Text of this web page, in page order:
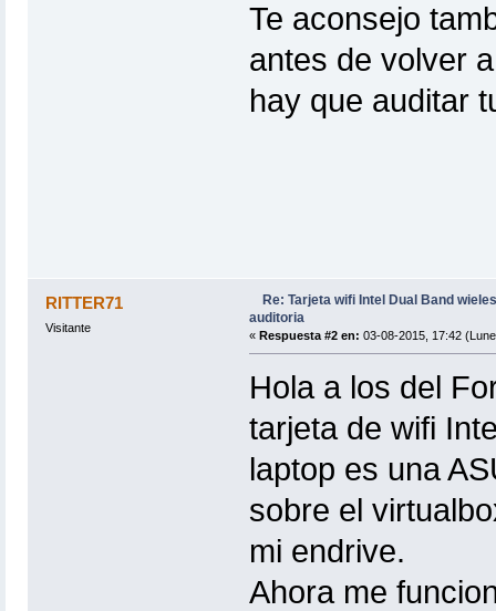
Te aconsejo
antes de volver
hay que auditar
RITTER71
Visitante
Re: Tarjeta wifi Intel Dual Band
auditoria
« Respuesta #2 en: 03-08-2015, 17:42
Hola a los del
tarjeta de wifi
laptop es una
sobre el
mi endrive.
Ahora me